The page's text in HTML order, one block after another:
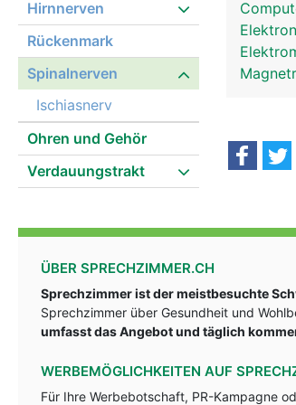
Hirnnerven
Rückenmark
Spinalnerven
Ischiasnerv
Ohren und Gehör
Verdauungstrakt
ÜBER SPRECHZIMMER.CH
Sprechzimmer ist der meistbesuchte
Sprechzimmer über Gesundheit und
umfasst das Angebot und täglich
WERBEMÖGLICHKEITEN AUF
Für Ihre Werbebotschaft, PR-Kampagne